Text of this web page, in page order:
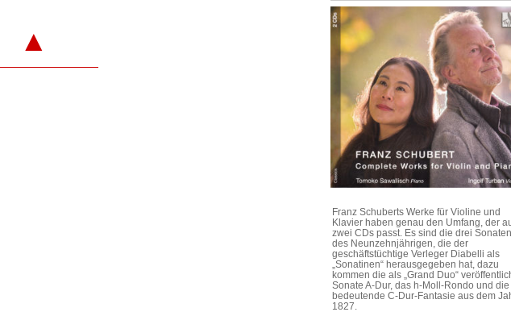
▲
Franz Schuberts Werke für Violine und
Klavier haben genau den Umfang, der
zwei CDs passt. Es sind die drei Sonaten
des Neunzehnjährigen, die der
geschäftstüchtige Verleger Diabelli als
„Sonatinen“ herausgegeben hat, dazu
kommen die als „Grand Duo“
Sonate A-Dur, das h-Moll-Rondo und die
bedeutende C-Dur-Fantasie aus dem
1827.